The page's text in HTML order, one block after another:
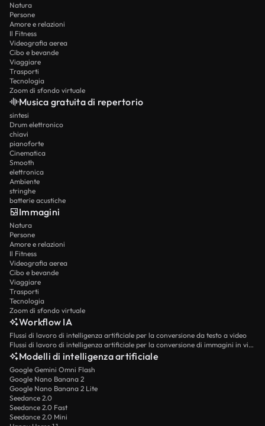
Natura
Persone
Amore e relazioni
Il Fitness
Videografia aerea
Cibo e bevande
Viaggiare
Trasporti
Tecnologia
Zoom di sfondo virtuale
Musica gratuita di repertorio
sintesi
Drum elettronico
chiavi
pianoforte
Cinematica
Smooth
elettronica
Ambiente
stringhe
batterie acustiche
Immagini
Natura
Persone
Amore e relazioni
Il Fitness
Videografia aerea
Cibo e bevande
Viaggiare
Trasporti
Tecnologia
Zoom di sfondo virtuale
Workflow IA
Flussi di lavoro di intelligenza artificiale per la conversione da testo a video
Flussi di lavoro di intelligenza artificiale per la conversione di immagini in video
Modelli di intelligenza artificiale
Google Gemini Omni Flash
Google Nano Banana 2
Google Nano Banana 2 Lite
Seedance 2.0
Seedance 2.0 Fast
Seedance 2.0 Mini